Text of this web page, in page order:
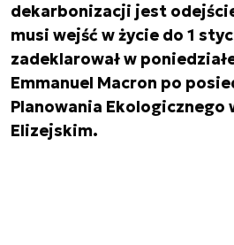
dekarbonizacji jest
musi wejść w życie do 1
zadeklarował w
Emmanuel Macron po
Planowania Ekologicznego
Elizejskim.